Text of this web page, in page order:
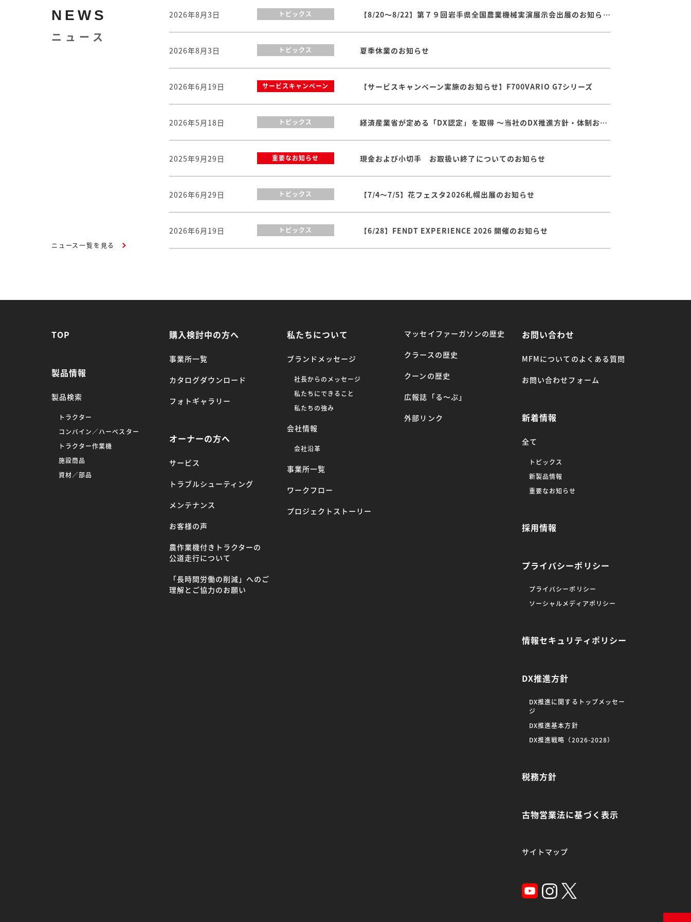
NEWS
ニュース
ニュース一覧を見る
2026年8月3日 トピックス 【8/20～8/22】第７９回岩手県全国農業機械実演展示会出展のお知らせ
2026年8月3日 トピックス 夏季休業のお知らせ
2026年6月19日 サービスキャンペーン 【サービスキャンペーン実施のお知らせ】F700VARIO G7シリーズ
2026年5月18日 トピックス 経済産業省が定める「DX認定」を取得 ～当社のDX推進方針・体制および取り組みが認められました
2025年9月29日 重要なお知らせ 現金および小切手 お取扱い終了についてのお知らせ
2026年6月29日 トピックス 【7/4～7/5】花フェスタ2026札幌出展のお知らせ
2026年6月19日 トピックス 【6/28】FENDT EXPERIENCE 2026 開催のお知らせ
TOP
製品情報
製品検索
トラクター
コンバイン／ハーベスター
トラクター作業機
施設商品
資材／部品
購入検討中の方へ
事業所一覧
カタログダウンロード
フォトギャラリー
オーナーの方へ
サービス
トラブルシューティング
メンテナンス
お客様の声
農作業機付きトラクターの
公道走行について
「長時間労働の削減」へのご
理解とご協力のお願い
私たちについて
ブランドメッセージ
社長からのメッセージ
私たちにできること
私たちの強み
会社情報
会社沿革
事業所一覧
ワークフロー
プロジェクトストーリー
マッセイファーガソンの歴史
クラースの歴史
クーンの歴史
広報誌「る〜ぷ」
外部リンク
お問い合わせ
MFMについてのよくある質問
お問い合わせフォーム
新着情報
全て
トピックス
新製品情報
重要なお知らせ
採用情報
プライバシーポリシー
プライバシーポリシー
ソーシャルメディアポリシー
情報セキュリティポリシー
DX推進方針
DX推進に関するトップメッセー
ジ
DX推進基本方針
DX推進戦略（2026-2028）
税務方針
古物営業法に基づく表示
サイトマップ